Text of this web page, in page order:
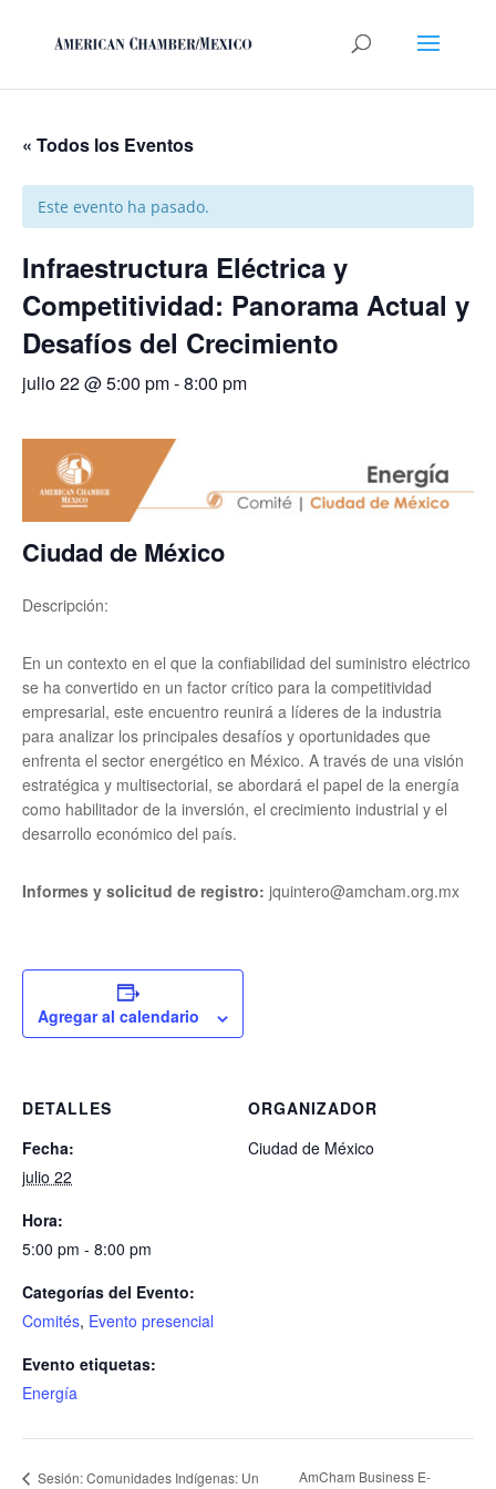
« Todos los Eventos
Este evento ha pasado.
Infraestructura Eléctrica y
Competitividad: Panorama Actual y
Desafíos del Crecimiento
julio 22 @ 5:00 pm-8:00 pm
Ciudad de México
Descripción:
En un contexto en el que la confiabilidad del suministro eléctrico
se ha convertido en un factor crítico para la competitividad
empresarial, este encuentro reunirá a líderes de la industria
para analizar los principales desafíos y oportunidades que
enfrenta el sector energético en México. A través de una visión
estratégica y multisectorial, se abordará el papel de la energía
como habilitador de la inversión, el crecimiento industrial y el
desarrollo económico del país.
Informes y solicitud de registro: jquintero@amcham.org.mx
Agregar al calendario
DETALLES
Fecha:
julio 22
Hora:
5:00 pm - 8:00 pm
Categorías del Evento:
Comités, Evento presencial
Evento etiquetas:
Energía
ORGANIZADOR
Ciudad de México
Sesión: Comunidades Indígenas: Un AmCham Business E-